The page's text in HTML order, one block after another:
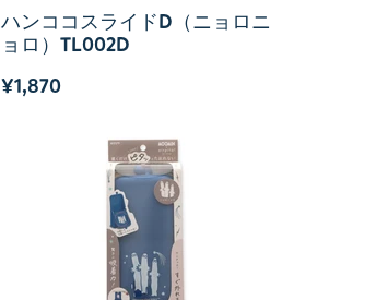
ハンココスライドD（ニョロニ
ョロ）TL002D
¥1,870